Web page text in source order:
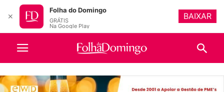
✕
Folha do Domingo
GRÁTIS
Na Google Play
BAIXAR